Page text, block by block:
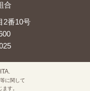
合
2番10号
に関して
す。